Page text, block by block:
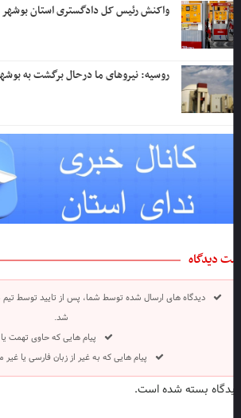
واکنش رئیس کل دادگستری استان بوشهر
روسیه: نیروهای ما درحال برگشت به
دیدگاه
دیدگاه های ارسال شده توسط شما، پس از تایید توسط تیم
شد.
پیام هایی که حاوی تهمت
پیام هایی که به غیر از زبان فارسی یا
بسته شده است.